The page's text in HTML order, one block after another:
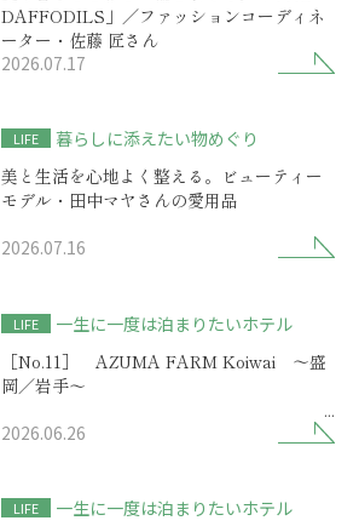
DAFFODILS」／ファッションコーディネ
ーター・佐藤 匠さん
2026.07.17
LIFE
暮らしに添えたい物めぐり
美と生活を心地よく整える。ビューティー
モデル・田中マヤさんの愛用品
2026.07.16
LIFE
一生に一度は泊まりたいホテル
［No.11］ AZUMA FARM Koiwai ～盛
岡／岩手～
歴史物語を秘めた小岩井農場に
2026.06.26
LIFE
一生に一度は泊まりたいホテル